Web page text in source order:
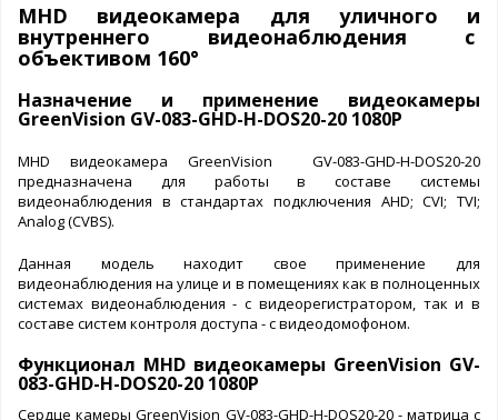
MHD видеокамера для уличного и
внутреннего видеонаблюдения с
объективом 160°
Назначение и применение видеокамеры
GreenVision GV-083-GHD-H-DOS20-20 1080Р
MHD видеокамера GreenVision GV-083-GHD-H-DOS20-20
предназначена для работы в составе системы
видеонаблюдения в стандартах подключения AHD; CVI; TVI;
Analog (CVBS).
Данная модель находит свое применение для
видеонаблюдения на улице и в помещениях как в полноценных
системах видеонаблюдения - с видеорегистратором, так и в
составе систем контроля доступа - с видеодомофоном.
Функционал MHD видеокамеры GreenVision GV-
083-GHD-H-DOS20-20 1080P
Сердце камеры GreenVision GV-083-GHD-H-DOS20-20 - матрица с